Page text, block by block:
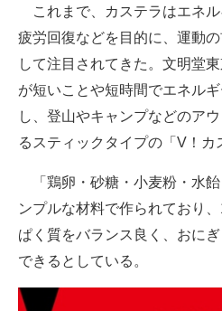
経営リーダーのコミュニティ
マーケ×ITの今がよく分かる
ITエンジニア向け専門サイト
企業向けIT製品の総合サイト
製造業のIT導入・活用を支援
モノづくり技術者専門サイト
これまで、カステラはエネ
疲労回復などを目的に、運動
して注目されてきた。文明堂
が短いことや短時間でエネル
し、登山やキャンプなどのア
るスティックタイプの「V！カ
「鶏卵・砂糖・小麦粉・水
ンプルな材料で作られており
ぱく質をバランス良く、おに
できるとしている。